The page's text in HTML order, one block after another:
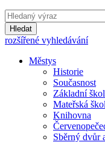
Hledat
rozšířené vyhledávání
Městys
Historie
Současnost
Základní
Mateřská
Knihovna
Sběrný dvůr